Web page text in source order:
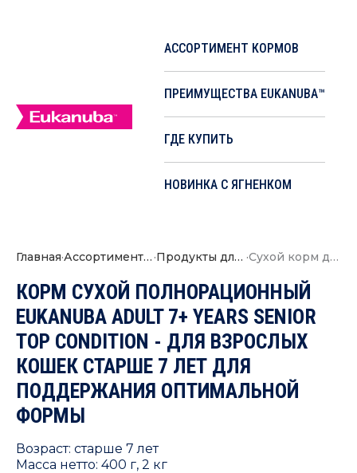
АССОРТИМЕНТ КОРМОВ
ПРЕИМУЩЕСТВА EUKANUBA™
ГДЕ КУПИТЬ
НОВИНКА С ЯГНЕНКОМ
Главная· Ассортимент кормов · Продукты для кошек · Сухой корм для поддержания здоровья кошек старше 7 лет
КОРМ СУХОЙ ПОЛНОРАЦИОННЫЙ
EUKANUBA ADULT 7+ YEARS SENIOR
TOP CONDITION - ДЛЯ ВЗРОСЛЫХ
КОШЕК СТАРШЕ 7 ЛЕТ ДЛЯ
ПОДДЕРЖАНИЯ ОПТИМАЛЬНОЙ
ФОРМЫ
Возраст: старше 7 лет
Масса нетто: 400 г, 2 кг